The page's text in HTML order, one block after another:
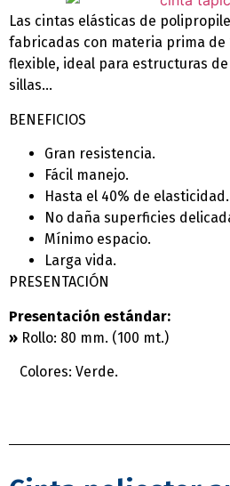
Las cintas elásticas de
fabricadas con materia prima de
flexible, ideal para estructuras
sillas…
BENEFICIOS
Gran resistencia.
Fácil manejo.
Hasta el 40% de elasticidad.
No daña superficies
Mí­nimo espacio.
Larga vida.
PRESENTACIÓN
Presentación estándar:
» Rollo: 80 mm. (100 mt.)
Colores: Verde.